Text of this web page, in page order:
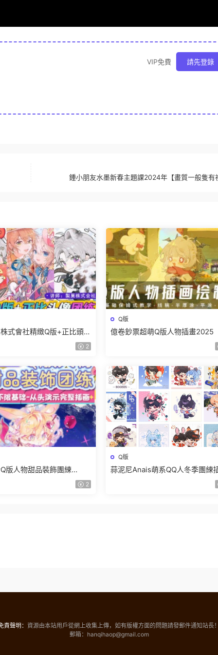
VIP免費 請先登錄
鍾小朋友水墨新春主題課2024年【畫質一般隻有
式會社精緻Q版+正比頭像
2
Q版
億卷鈔票超萌Q版人物插畫2025
版人物甜品裝飾團練
2
Q版
蒜泥尼Anais萌系QQ人冬季團練
責聲明： 資源由本站用戶從網上收集上傳，如有版權方面的問題請發郵件通知站長
郵箱：hanqihaop@gmail.com